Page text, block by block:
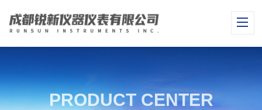
PRODUCT CENTER